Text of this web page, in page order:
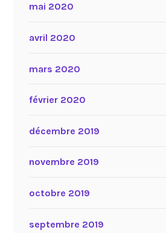
mai 2020
avril 2020
mars 2020
février 2020
décembre 2019
novembre 2019
octobre 2019
septembre 2019